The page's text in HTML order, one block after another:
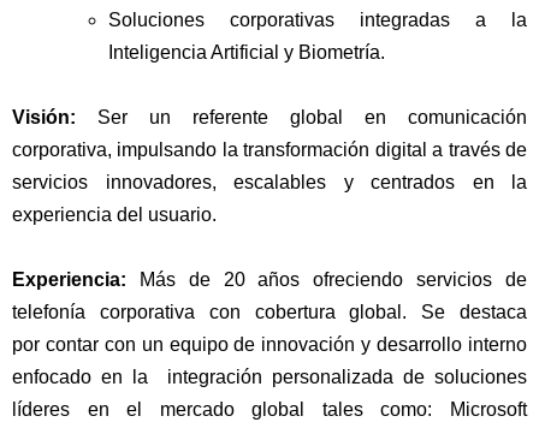
Soluciones corporativas integradas a la
Inteligencia Artificial y Biometría.
Visión: Ser un referente global en comunicación
corporativa, impulsando la transformación digital a través de
servicios innovadores, escalables y centrados en la
experiencia del usuario.
Experiencia:
Más de 20 años ofreciendo servicios de
telefonía corporativa con cobertura global. Se destaca
por contar con un equipo de innovación y desarrollo interno
enfocado en la integración personalizada de soluciones
líderes en el mercado global tales como: Microsoft